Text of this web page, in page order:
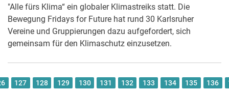
"Alle fürs Klima“ ein globaler Klimastreiks statt. Die
Bewegung Fridays for Future hat rund 30 Karlsruher
Vereine und Gruppierungen dazu aufgefordert, sich
gemeinsam für den Klimaschutz einzusetzen.
127 128 129 130 131 132 133 134 135 136